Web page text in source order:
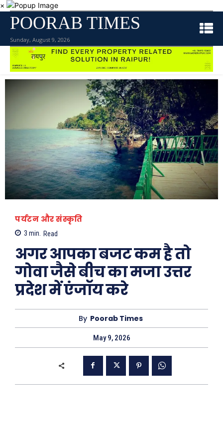
×
POORAB TIMES
Sunday, August 9, 2026
पर्यटन और संस्कृति
3 min. Read
अगर आपका बजट कम है तो
गोवा जैसे बीच का मजा उत्तर
प्रदेश में एंजॉय करे
By Poorab Times
May 9, 2026